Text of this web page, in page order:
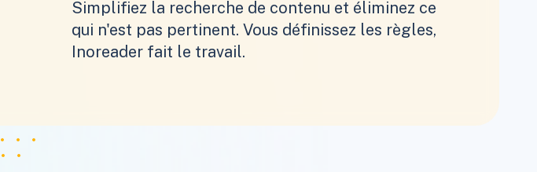
Simplifiez la recherche de contenu et éliminez ce
qui n'est pas pertinent. Vous définissez les règles,
Inoreader fait le travail.